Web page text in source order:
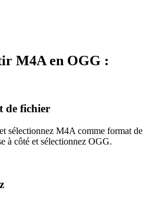
M4A en OGG :
de fichier
sélectionnez M4A comme format de
à côté et sélectionnez OGG.